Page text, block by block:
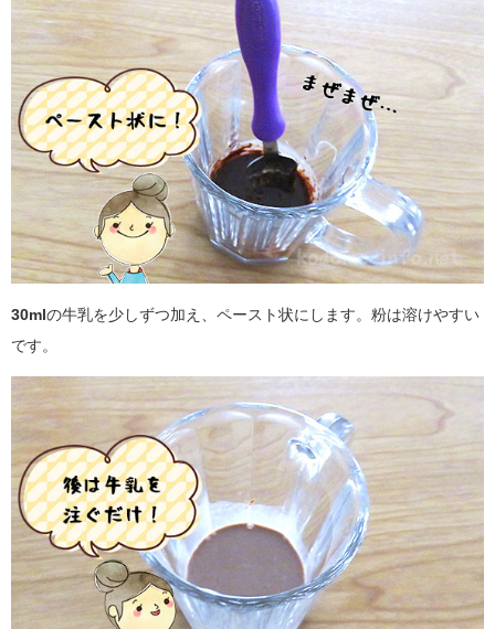
30mlの牛乳を少しずつ加え、ペースト状にします。粉は溶けやすい
です。